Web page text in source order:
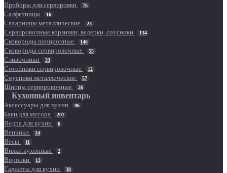
Приборы для сервировки 76
Салфетницы 16
Сахарницы металлические 23
Сервировочные корзинки, ведерки, соусники 134
Сковороды порционные 146
Сковороды сервировочные 55
Сливочники 33
Сотейники сервировочные 12
Соусники металлические 57
Щипцы сервировочные 26
Кухонный инвентарь
Аксессуары для кухни 96
Баки для мусора 201
Ведра для кухни 6
Венчики 34
Весы 11
Вилки кухонные 2
Воронки 13
Гаджеты для кухни 38